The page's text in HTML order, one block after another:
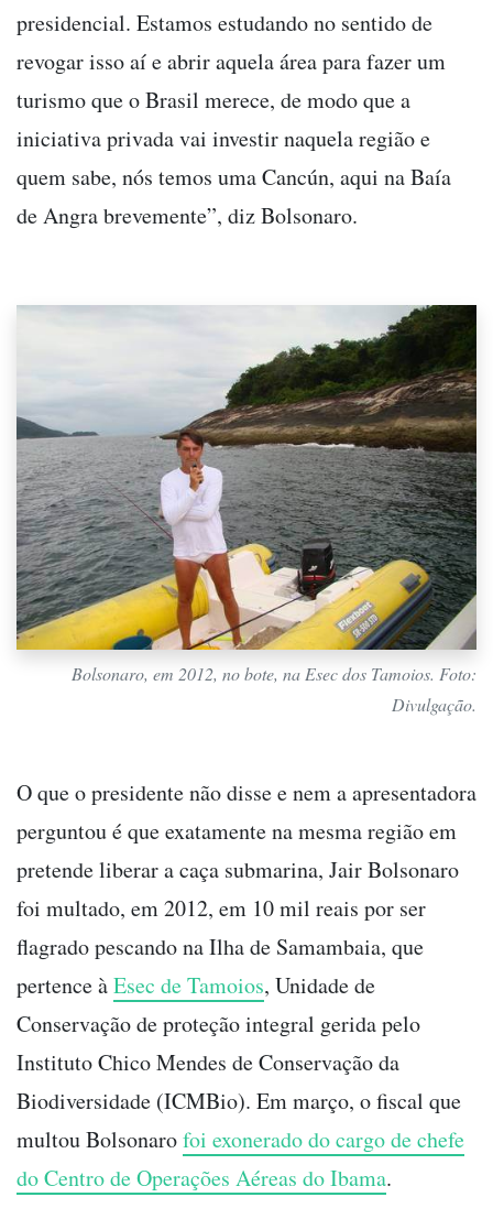
presidencial. Estamos estudando no sentido de
revogar isso aí e abrir aquela área para fazer um
turismo que o Brasil merece, de modo que a
iniciativa privada vai investir naquela região e
quem sabe, nós temos uma Cancún, aqui na Baía
de Angra brevemente”, diz Bolsonaro.
Bolsonaro, em 2012, no bote, na Esec dos Tamoios. Foto:
Divulgação.
O que o presidente não disse e nem a apresentadora
perguntou é que exatamente na mesma região em
pretende liberar a caça submarina, Jair Bolsonaro
foi multado, em 2012, em 10 mil reais por ser
flagrado pescando na Ilha de Samambaia, que
pertence àEsec de Tamoios, Unidade de
Conservação de proteção integral gerida pelo
Instituto Chico Mendes de Conservação da
Biodiversidade (ICMBio). Em março, o fiscal que
multou Bolsonarofoi exonerado docargo de chefe
do Centro de Operações Aéreas do Ibama.